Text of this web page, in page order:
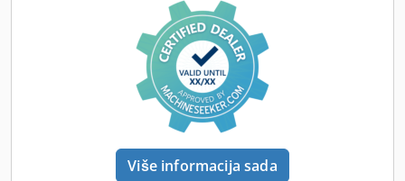
Više informacija sada